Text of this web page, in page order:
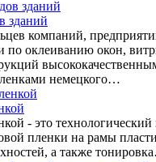
зданий
компаний,
по оклеиванию окон,
немецкого…
- это технологический
пленки на рамы
а также